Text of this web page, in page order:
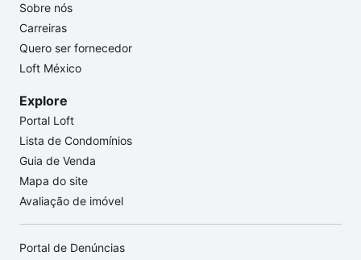
Sobre nós
Carreiras
Quero ser fornecedor
Loft México
Explore
Portal Loft
Lista de Condomínios
Guia de Venda
Mapa do site
Avaliação de imóvel
Portal de Denúncias